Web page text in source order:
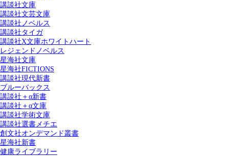
講談社文庫
講談社文芸文庫
講談社ノベルス
講談社タイガ
講談社X文庫ホワイトハート
レジェンドノベルス
星海社文庫
星海社FICTIONS
講談社現代新書
ブルーバックス
講談社＋α新書
講談社＋α文庫
講談社学術文庫
講談社選書メチエ
創文社オンデマンド叢書
星海社新書
健康ライブラリー